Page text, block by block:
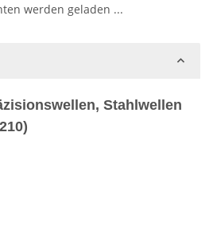
werden geladen ...
Stahlwellen